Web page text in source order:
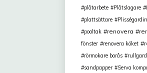
plåtarbete
Plåtslagare
plattsättare
pooltak
renovera
fönster
renovera köket
rörmokare borås
sandpapper
Serva